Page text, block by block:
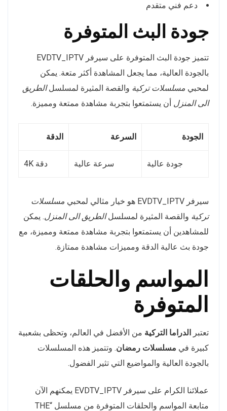
دعم فني متقدم
جودة البث المتوفرة
تتميز جودة البث المتوفرة على سيرفر EVDTV_IPTV
بالجودة العالية، مما يجعل المشاهدة أكثر متعة. يمكن
لمحبي مسلسلات تركية والقصة المثيرة لمسلسلالطريق
الى المنزل أن يستمتعوا بتجربة مشاهدة ممتعة ومميزة.
الجودة السرعة الدقة
جودة عالية سرعة عالية دقة 4K
سيرفر EVDTV_IPTV هو خيار مثالي لمحبي
مسلسلات
تركية والقصة المثيرة لمسلسلالطريق الى المنزل. يمكن
للمشاهدين أن يستمتعوا بتجربة مشاهدة ممتعة ومميزة، مع
جودة بث عالية الدقة ومميزات مشاهدة ممتازة.
المواسم والحلقات
المتوفرة
تعتبر الدراما التركية من الأفضل في العالم، وتحظى بشعبية
كبيرة في مسلسلات رمضان. وتتميز هذه المسلسلات
بالجودة العالية والمواضيع التي تثير الفضول.
عملائنا الكرام على سيرفر EVDTV_IPTV يمكنهم الآن
متابعة المواسم والحلقات المتوفرة من مسلسل “THE